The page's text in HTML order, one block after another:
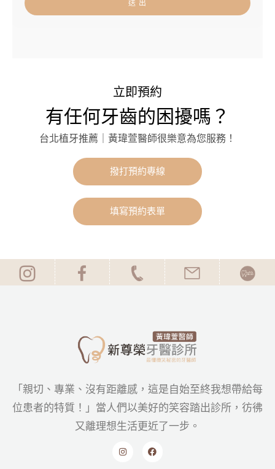
送 出
立即預約
有任何牙齒的困擾嗎？
台北植牙推薦｜黃瑋萱醫師很樂意為您服務！
撥打預約專線
填寫預約表單
「親切、專業、沒有距離感，這是自始至終我想帶給每
位患者的特質！」當人們以美好的笑容踏出診所，彷彿
又離理想生活更近了一步。